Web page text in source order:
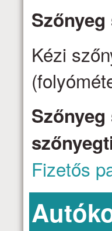
Kézi
Fizetős